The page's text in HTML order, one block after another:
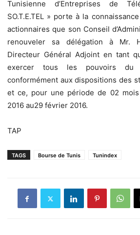
Tunisienne d’Entreprises de
SO.T.E.TEL » porte à la
actionnaires que son Conseil
renouveler sa délégation à Mr.
Directeur Général Adjoint en tant
exercer tous les pouvoirs du
conformément aux dispositions des
et ce, pour une période de 02
2016 au29 février 2016.
TAP
TAGS Bourse de Tunis Tunindex